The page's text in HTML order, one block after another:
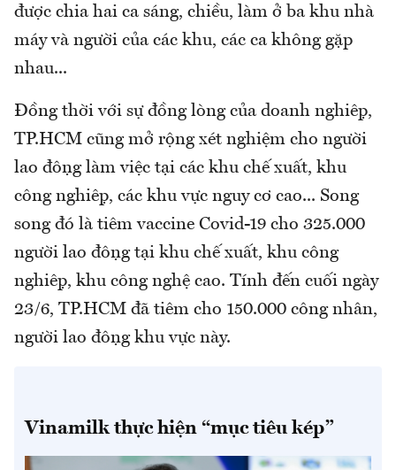
được chia hai ca sáng, chiều, làm ở ba khu nhà
máy và người của các khu, các ca không gặp
nhau...
Đồng thời với sự đồng lòng của doanh nghiệp,
TP.HCM cũng mở rộng xét nghiệm cho người
lao động làm việc tại các khu chế xuất, khu
công nghiệp, các khu vực nguy cơ cao... Song
song đó là tiêm vaccine Covid-19 cho 325.000
người lao động tại khu chế xuất, khu công
nghiệp, khu công nghệ cao. Tính đến cuối ngày
23/6, TP.HCM đã tiêm cho 150.000 công nhân,
người lao động khu vực này.
Vinamilk thực hiện “mục tiêu kép”